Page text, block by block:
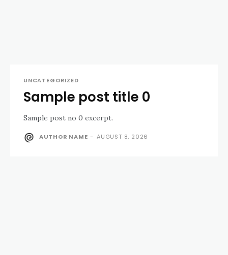
UNCATEGORIZED
Sample post title 0
Sample post no 0 excerpt.
AUTHOR NAME - AUGUST 8, 2026